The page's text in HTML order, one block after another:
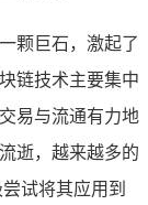
颗巨石，激起了
链技术主要集中
易与流通有力地
逝，越来越多的
试将其应用到